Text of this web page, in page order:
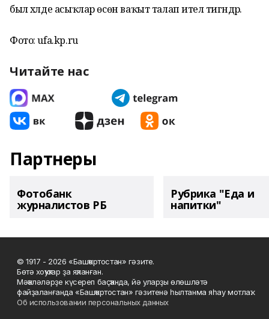
был хәлде асыҡлар өсөн ваҡыт талап ителә тигәндәр.
Фото: ufa.kp.ru
Читайте нас
Партнеры
Фотобанк
журналистов РБ
Рубрика "Еда и
напитки"
© 1917 - 2026 «Башҡортостан» гәзите.
Бөтә хоҡуҡтар ҙа яҡланған.
Мәҡәләләрҙе күсереп баҫҡанда, йә уларҙы өлөшләтә
файҙаланғанда «Башҡортостан» гәзитенә һылтанма яһау мотлаҡ.
Об использовании персональных данных